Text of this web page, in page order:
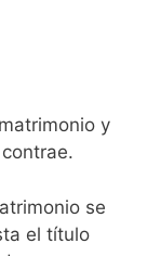
y
se
el título